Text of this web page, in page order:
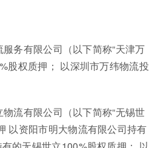
务有限公司（以下简称“天津万
股权质押； 以深圳市万纬物流投
流有限公司（以下简称“无锡世
以资阳市明大物流有限公司持有